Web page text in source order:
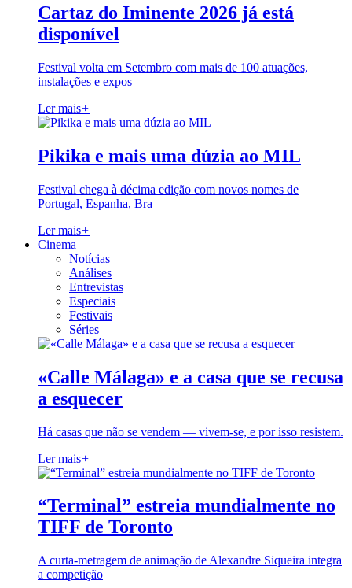
Cartaz do Iminente 2026 já está
disponível
Festival volta em Setembro com mais de 100 atuações,
instalações e expos
Ler mais+
Pikika e mais uma dúzia ao MIL
Festival chega à décima edição com novos nomes de
Portugal, Espanha, Bra
Ler mais+
Cinema
Notícias
Análises
Entrevistas
Especiais
Festivais
Séries
«Calle Málaga» e a casa que se recusa
a esquecer
Há casas que não se vendem — vivem-se, e por isso resistem.
Ler mais+
“Terminal” estreia mundialmente no
TIFF de Toronto
A curta-metragem de animação de Alexandre Siqueira integra
a competição